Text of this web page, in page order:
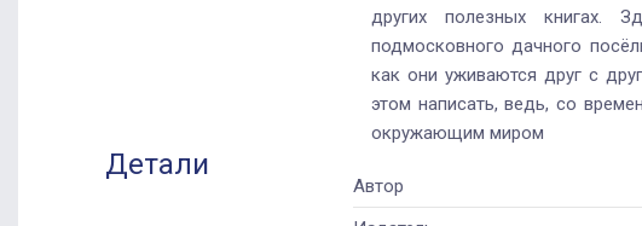
других полезных книгах.
подмосковного дачного
как они уживаются друг с
этом написать, ведь, со
окружающим миром
Детали
Автор